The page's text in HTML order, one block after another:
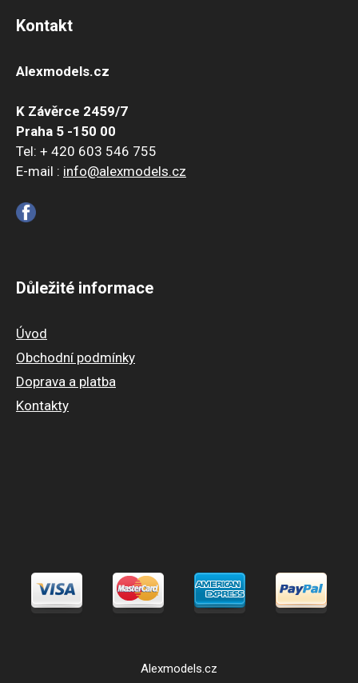
Kontakt
Alexmodels.cz
K Závěrce 2459/7
Praha 5 -150 00
Tel: + 420 603 546 755
E-mail : info@alexmodels.cz
Důležité informace
Úvod
Obchodní podmínky
Doprava a platba
Kontakty
Alexmodels.cz